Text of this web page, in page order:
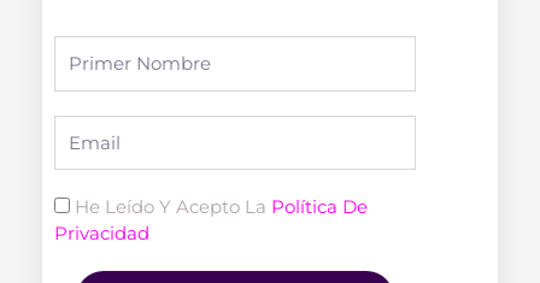
Name
Politica
He Leído Y Acepto La Política De
Privacidad